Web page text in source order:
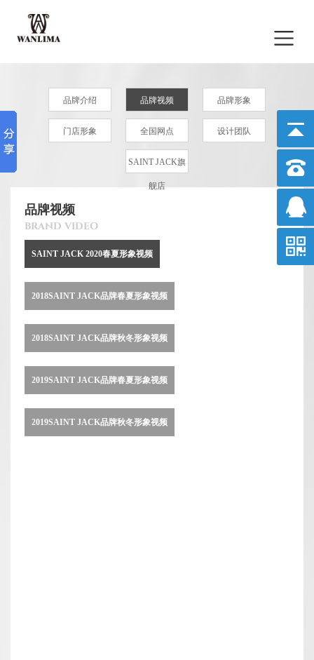
品牌介绍 品牌视频 品牌形象
门店形象 全国网点 设计团队
SAINT JACK旗
舰店
品牌视频
BRAND VIDEO
SAINT JACK 2020春夏形象视频
2018SAINT JACK品牌春夏形象视频
2018SAINT JACK品牌秋冬形象视频
2019SAINT JACK品牌春夏形象视频
2019SAINT JACK品牌秋冬形象视频